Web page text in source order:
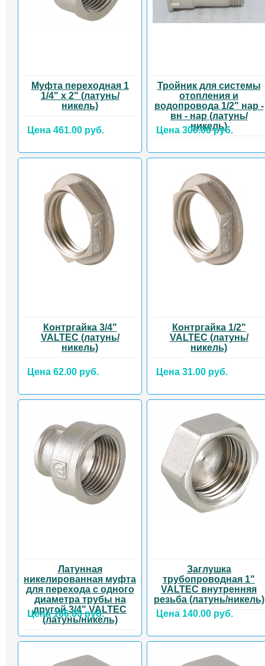
Муфта переходная 1
1/4" x 2" (латунь/
никель)
Цена 461.00 руб.
Тройник для системы
отопления и
водопровода 1/2" нар -
вн - нар (латунь/
никель)
Цена 300.00 руб.
Контргайка 3/4"
VALTEC (латунь/
никель)
Цена 62.00 руб.
Контргайка 1/2"
VALTEC (латунь/
никель)
Цена 31.00 руб.
Латунная
никелированная муфта
для перехода с одного
диаметра трубы на
другой 3/4" VALTEC
(латунь/никель)
Цена 166.00 руб.
Заглушка
трубопроводная 1"
VALTEC внутренняя
резьба (латунь/никель)
Цена 140.00 руб.